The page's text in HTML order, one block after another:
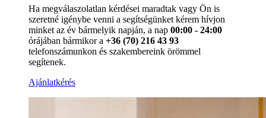
Ha megválaszolatlan kérdései maradtak vagy Ön is
szeretné igénybe venni a segítségünket kérem hívjon
minket az év bármelyik napján, a nap 00:00 - 24:00
órájában bármikor a +36 (70) 216 43 93
telefonszámunkon és szakembereink örömmel
segítenek.
Ajánlatkérés